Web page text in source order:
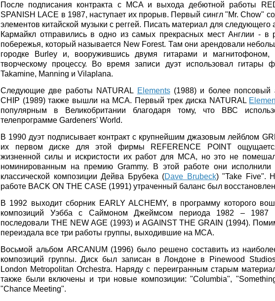
После подписания контракта с MCA и выхода дебютной работы
SPANISH LACE в 1987, наступает их прорыв. Первый сингл "Mr. Chow"
элементов китайской музыки с реггей. Писать материал для следующего
Кармайкл отправились в одно из самых прекрасных мест Англии - в
побережья, который называется New Forest. Там они арендовали
городке Burley и, вооружившись двумя гитарами и магнитофоном,
творческому процессу. Во время записи дуэт использовал гитары
Takamine, Manning и Vilaplana.
Следующие две работы NATURAL Elements(1988) и более попсовый
CHIP (1989) также вышли на МСА. Первый трек диска NATURAL
популярным в Великобритании благодаря тому, что ВВС
телепрограмме Gardeners' World.
В 1990 дуэт подписывает контракт с крупнейшим джазовым лейблом
их первом диске для этой фирмы REFERENCE POINT
жизненной силы и искристости их работ для MCA, но это не
номинированным на премию Grammy. В этой работе они
классической композиции Дейва Брубека (Dave Brubeck) "Take Five".
работе BACK ON THE CASE (1991) утраченный баланс был
В 1992 выходит сборник EARLY ALCHEMY, в программу которого
композиций Уэбба с Саймоном Джеймсом периода 1982 – 1987
последовали THE NEW AGE (1993) и AGAINST THE GRAIN (1994).
переиздала все три работы группы, выходившие на MCA.
Восьмой альбом ARCANUM (1996) было решено составить из
композиций группы. Диск был записан в Лондоне в Pinewood
London Metropolitan Orchestra. Наряду с переигранным старым
также были включены и три новые композиции: "Columbia",
"Chance Meeting".